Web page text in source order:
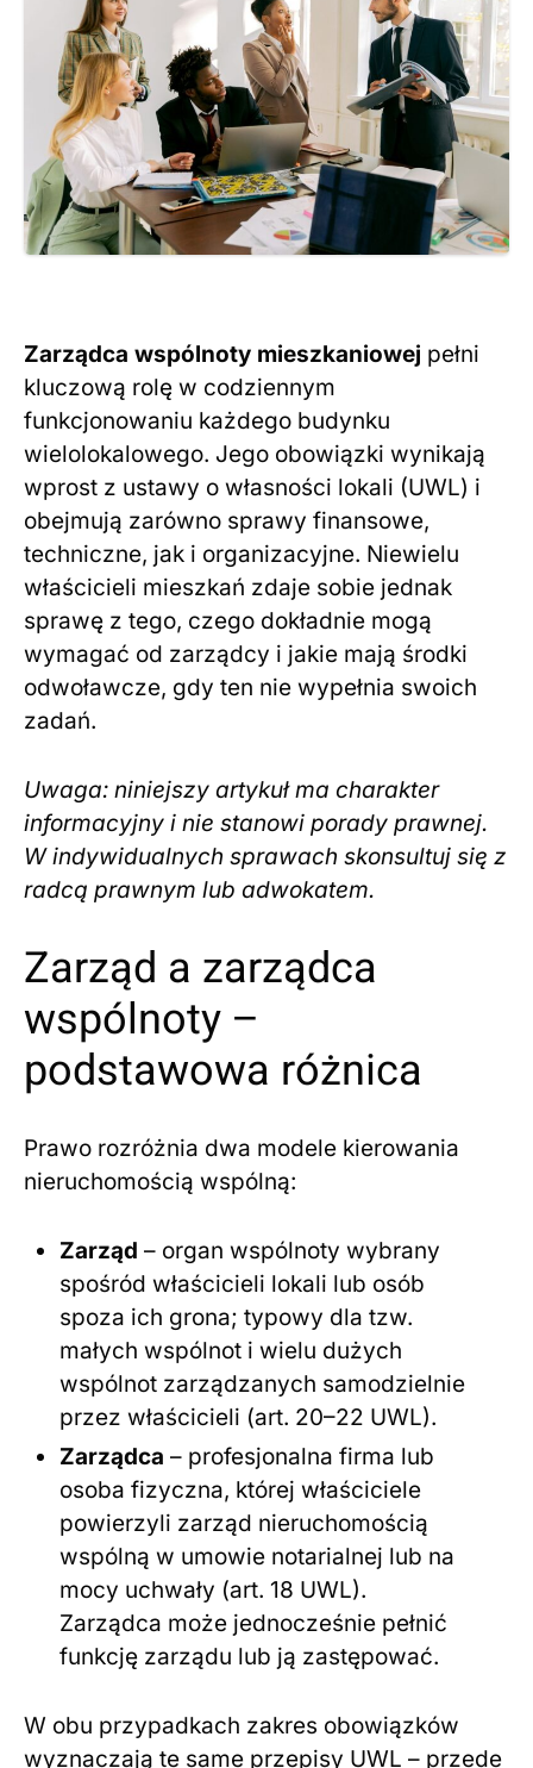
Zarządca wspólnoty mieszkaniowej pełni
kluczową rolę w codziennym
funkcjonowaniu każdego budynku
wielolokalowego. Jego obowiązki wynikają
wprost z ustawy o własności lokali (UWL) i
obejmują zarówno sprawy finansowe,
techniczne, jak i organizacyjne. Niewielu
właścicieli mieszkań zdaje sobie jednak
sprawę z tego, czego dokładnie mogą
wymagać od zarządcy i jakie mają środki
odwoławcze, gdy ten nie wypełnia swoich
zadań.
Uwaga: niniejszy artykuł ma charakter
informacyjny i nie stanowi porady prawnej.
W indywidualnych sprawach skonsultuj się z
radcą prawnym lub adwokatem.
Zarząd a zarządca
wspólnoty –
podstawowa różnica
Prawo rozróżnia dwa modele kierowania
nieruchomością wspólną:
Zarząd – organ wspólnoty wybrany
spośród właścicieli lokali lub osób
spoza ich grona; typowy dla tzw.
małych wspólnot i wielu dużych
wspólnot zarządzanych samodzielnie
przez właścicieli (art. 20–22 UWL).
Zarządca – profesjonalna firma lub
osoba fizyczna, której właściciele
powierzyli zarząd nieruchomością
wspólną w umowie notarialnej lub na
mocy uchwały (art. 18 UWL).
Zarządca może jednocześnie pełnić
funkcję zarządu lub ją zastępować.
W obu przypadkach zakres obowiązków
wyznaczają te same przepisy UWL – przede